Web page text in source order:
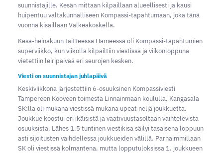
suunnistajille. Kesän mittaan kilpaillaan alueellisesti ja kausi
huipentuu valtakunnalliseen Kompassi-tapahtumaan, joka tänä
vuonna kisaillaan Valkeakoskella.
Kesä-heinäkuun taitteessa Hämeessä oli Kompassi-tapahtumien
superviikko, kun viikolla kilpailtiin viestissä ja viikonloppuna
vietettiin leiripäivää eri seurojen kesken.
Viesti on suunnistajan juhlapäivä
Keskiviikkona järjestettiin 6-osuuksinen Kompassiviesti
Tampereen Kooveen toimesta Linnainmaan koululla. Kangasala
SK:lla oli mukana viestissä mukana upeat neljä joukkuetta.
Joukkue koostui eri ikäisistä ja vaativuustasoltaan vaihtelevista
osuuksista. Lähes 1,5 tuntinen viestikisa säilyi tasaisena loppuun
asti sijoitusten vaihdellessa joukkueiden välillä. Parhaimmillaan
SK oli viestissä kolmantena, mutta lopputuloksissa 1. joukkueen